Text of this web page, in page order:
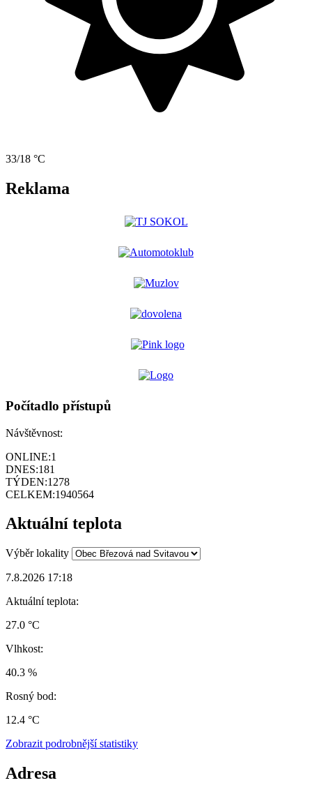
33/18 °C
Reklama
Počítadlo přístupů
Návštěvnost:
ONLINE:1
DNES:181
TÝDEN:1278
CELKEM:1940564
Aktuální teplota
Výběr lokality
7.8.2026 17:18
Aktuální teplota:
27.0 °C
Vlhkost:
40.3 %
Rosný bod:
12.4 °C
Zobrazit podrobnější statistiky
Adresa